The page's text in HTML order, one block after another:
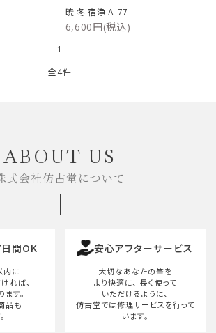
暁 冬 宿浄 A-77
6,600円(税込)
1
全4件
検索する
ABOUT US
式会社仿古堂について
間OK
内に
れば、
す。
品も
安心アフターサービス
大切なあなたの筆を
より快適に、 長く使って
いただけるように、
仿古堂では修理サービスを行って
います。